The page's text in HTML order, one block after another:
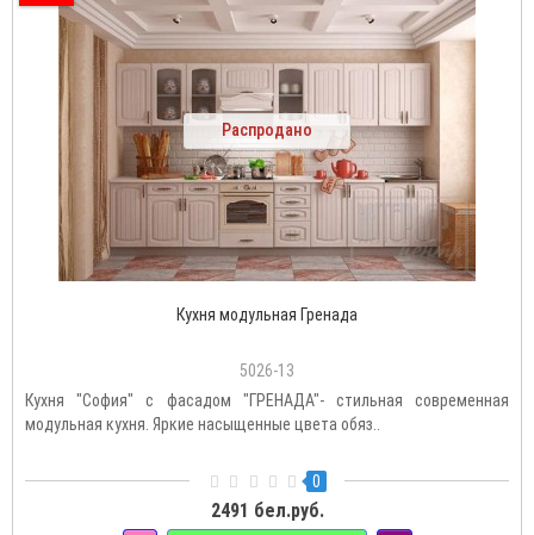
Распродано
Кухня модульная Гренада
5026-13
Кухня "София" с фасадом "ГРЕНАДА"- стильная современная
модульная кухня. Яркие насыщенные цвета обяз..
0
2491 бел.руб.